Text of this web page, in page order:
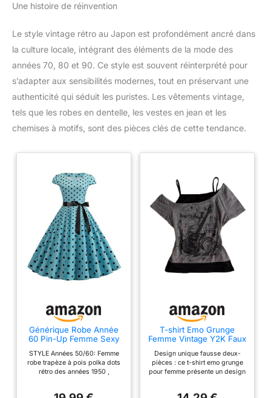
Une histoire de réinvention
Le style vintage rétro au Japon est profondément ancré dans
la culture locale, intégrant des éléments de la mode des
années 70, 80 et 90. Ce style est souvent réinterprété pour
s’adapter aux sensibilités modernes, tout en préservant une
authenticité qui séduit les puristes. Les vêtements vintage,
tels que les robes en dentelle, les vestes en jean et les
chemises à motifs, sont des pièces clés de cette tendance.
Générique Robe Année
60 Pin-Up Femme Sexy
robe Style 1950's Audrey
Hepburn Pin-Up
Rockabilly Elegante Polka
Robes Swing De Bal Fête
STYLE Années 50/60: Femme
robe trapèze à pois polka dots
rétro des années 1950 ,
T-shirt Emo Grunge
Femme Vintage Y2K Faux
Graphique Manches
Courtes Épaules
Dénudées Crop Top
Design unique fausse deux-
pièces : ce t-shirt emo grunge
pour femme présente un design